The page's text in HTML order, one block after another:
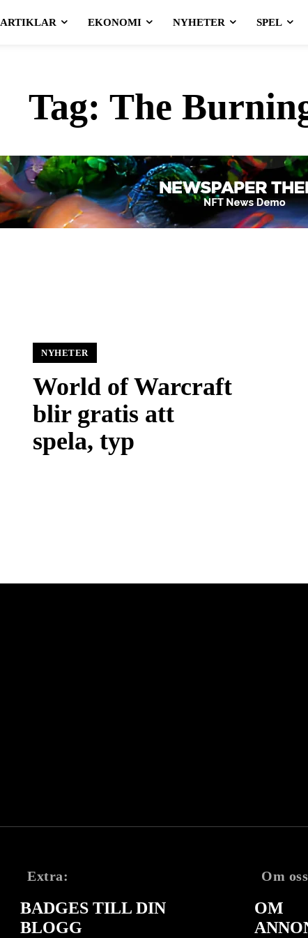
ARTIKLAR EKONOMI NYHETER SPEL
Tag: The
NYHETER
World of Warcraft
blir gratis att
spela, typ
Extra:
BADGES TILL DIN
BLOGG
Om
OM